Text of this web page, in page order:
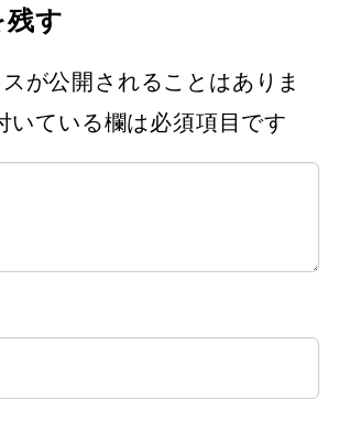
す
が公開されることはありま
いている欄は必須項目です